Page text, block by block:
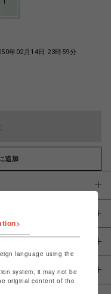
年02月14日 23時59分
追加
language using the
system, it may not be
original content of the